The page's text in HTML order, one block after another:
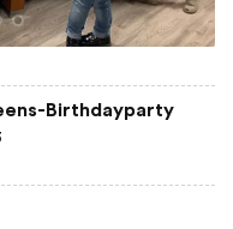
Birthdayparty